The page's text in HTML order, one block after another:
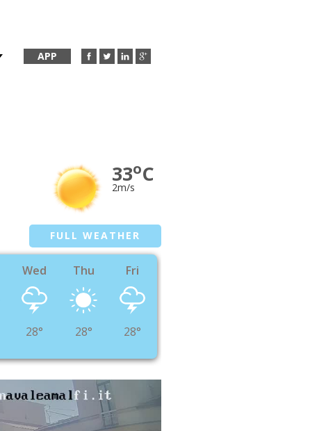
APP
33oC
2m/s
FULL WEATHER
Wed
28°
Thu
28°
Fri
28°